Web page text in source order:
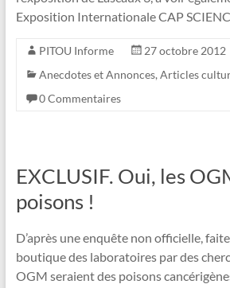
Exposition Internationale CAP
PITOU Informe
27 octobre 2012
Anecdotes et Annonces, Articles
0 Commentaires
EXCLUSIF. Oui, les
poisons !
D’après une enquête non officielle,
boutique des laboratoires par des
OGM seraient des poisons